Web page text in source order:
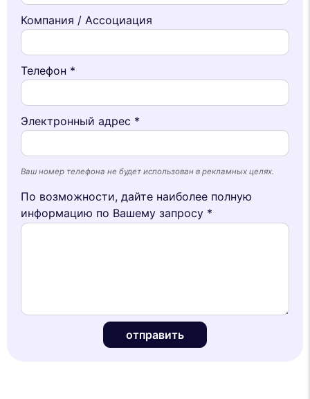
Компания / Ассоциация
Телефон *
Электронный адрес *
Ваш номер телефона не будет использован в рекламных целях.
По возможности, дайте наиболее полную
информацию по Вашему запросу *
отправить